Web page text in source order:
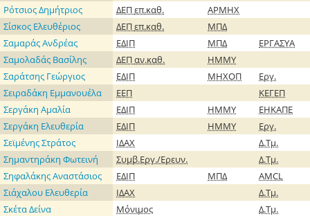
Ρότσιος Δημήτριος
ΔΕΠεπ.καθ.
ΑΡΜΗΧ
Σίσκος Ελευθέριος
ΔΕΠεπ.καθ.
ΜΠΔ
Σαμαράς Ανδρέας
ΕΔΙΠ ΜΠΔ
ΕΡΓΑΣΥΑ
Σαμολαδάς Βασίλης
ΔΕΠαν.καθ.
ΗΜΜΥ
Σαράτσης Γεώργιος
ΕΔΙΠ ΜΗΧΟΠ
Εργ.
Σειραδάκη Εμμανουέλα
ΕΕΠ
ΚΕΓΕΠ
Σεργάκη Αμαλία
ΕΔΙΠ ΗΜΜΥ
ΕΗΚΑΠΕ
Σεργάκη Ελευθερία
ΕΔΙΠ ΗΜΜΥ
Εργ.
Σεϊμένης Στράτος
ΙΔΑΧ
Δ.Τμ.
Σημαντηράκη Φωτεινή
Συμβ.Εργ./Ερευν.
Δ.Τμ.
Σηφαλάκης Αναστάσιος
ΕΔΙΠ ΜΠΔ
AMCL
Σιάχαλου Ελευθερία
ΙΔΑΧ
Δ.Τμ.
Σκέτα Δείνα
Μόνιμος
Δ.Τμ.